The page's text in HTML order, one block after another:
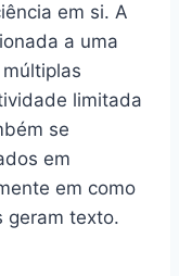
em si. A
a uma
limitada
se
em
em como
geram texto.